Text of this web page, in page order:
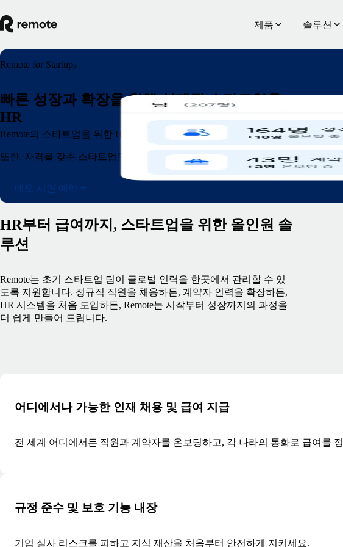
제품 솔루션
Remote for Startups
빠른 성장과 확장을 위해 설계된 스타트업용
HR
Remote의 스타트업을 위한 HR 플랫폼을 통해 인력을 고용하고, 몇 분 안에 온
또한, 자격을 갖춘 스타트업은 Remote 서비스를 12개월간 15% 할인된 요금으로
데모 시연 예약
HR부터 급여까지, 스타트업을 위한 올인원 솔
루션
Remote는 초기 스타트업 팀이 글로벌 인력을 한곳에서 관리할 수 있
도록 지원합니다. 정규직 직원을 채용하든, 계약자 인력을 확장하든,
HR 시스템을 처음 도입하든, Remote는 시작부터 성장까지의 과정을
더 쉽게 만들어 드립니다.
어디에서나 가능한 인재 채용 및 급여 지급
전 세계 어디에서든 직원과 계약자를 온보딩하고, 각 나라의 통화로 급여를
규정 준수 및 보호 기능 내장
기업 실사 리스크를 피하고 지식 재산을 처음부터 안전하게 지키세요.